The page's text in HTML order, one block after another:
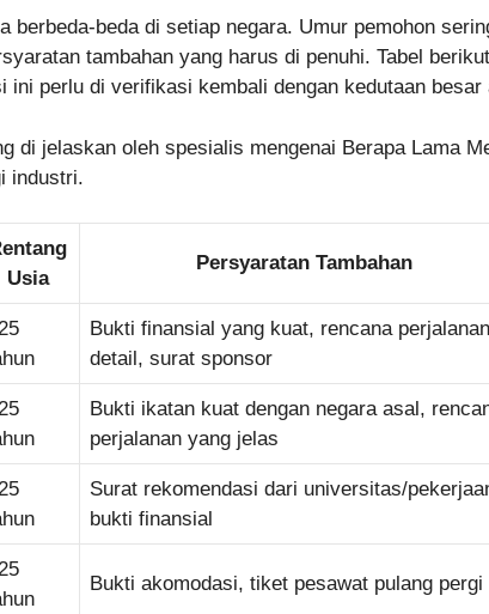
berbeda-beda di setiap negara. Umur pemohon
tambahan yang harus di penuhi. Tabel
ini perlu di verifikasi kembali dengan kedutaan
di jelaskan oleh spesialis mengenai Berapa Lama
industri.
Usia
Persyaratan Tambahan
Bukti finansial yang kuat, rencana perjalanan
detail, surat sponsor
Bukti ikatan kuat dengan negara asal,
perjalanan yang jelas
Surat rekomendasi dari universitas/
bukti finansial
Bukti akomodasi, tiket pesawat pulang pergi